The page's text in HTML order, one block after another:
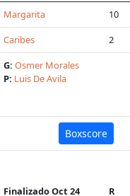
Margarita
10
Caribes
2
G:Osmer Morales
P: Luis De Avila
Boxscore
Finalizado Oct 24 R